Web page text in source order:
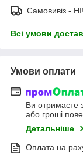
Самовивіз - НІ!
Всі умови
Умови оплати
Ви отримаєте
або гроші
Детальніше
Оплата на